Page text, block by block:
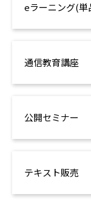
eラーニング(単
通信教育講座
公開セミナー
テキスト販売